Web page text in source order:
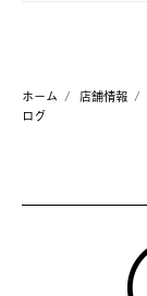
ホーム 店舗情報
ログ